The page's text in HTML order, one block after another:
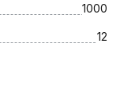
1000
12